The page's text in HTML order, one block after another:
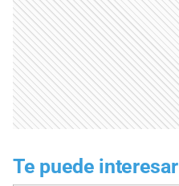
Te puede interesar